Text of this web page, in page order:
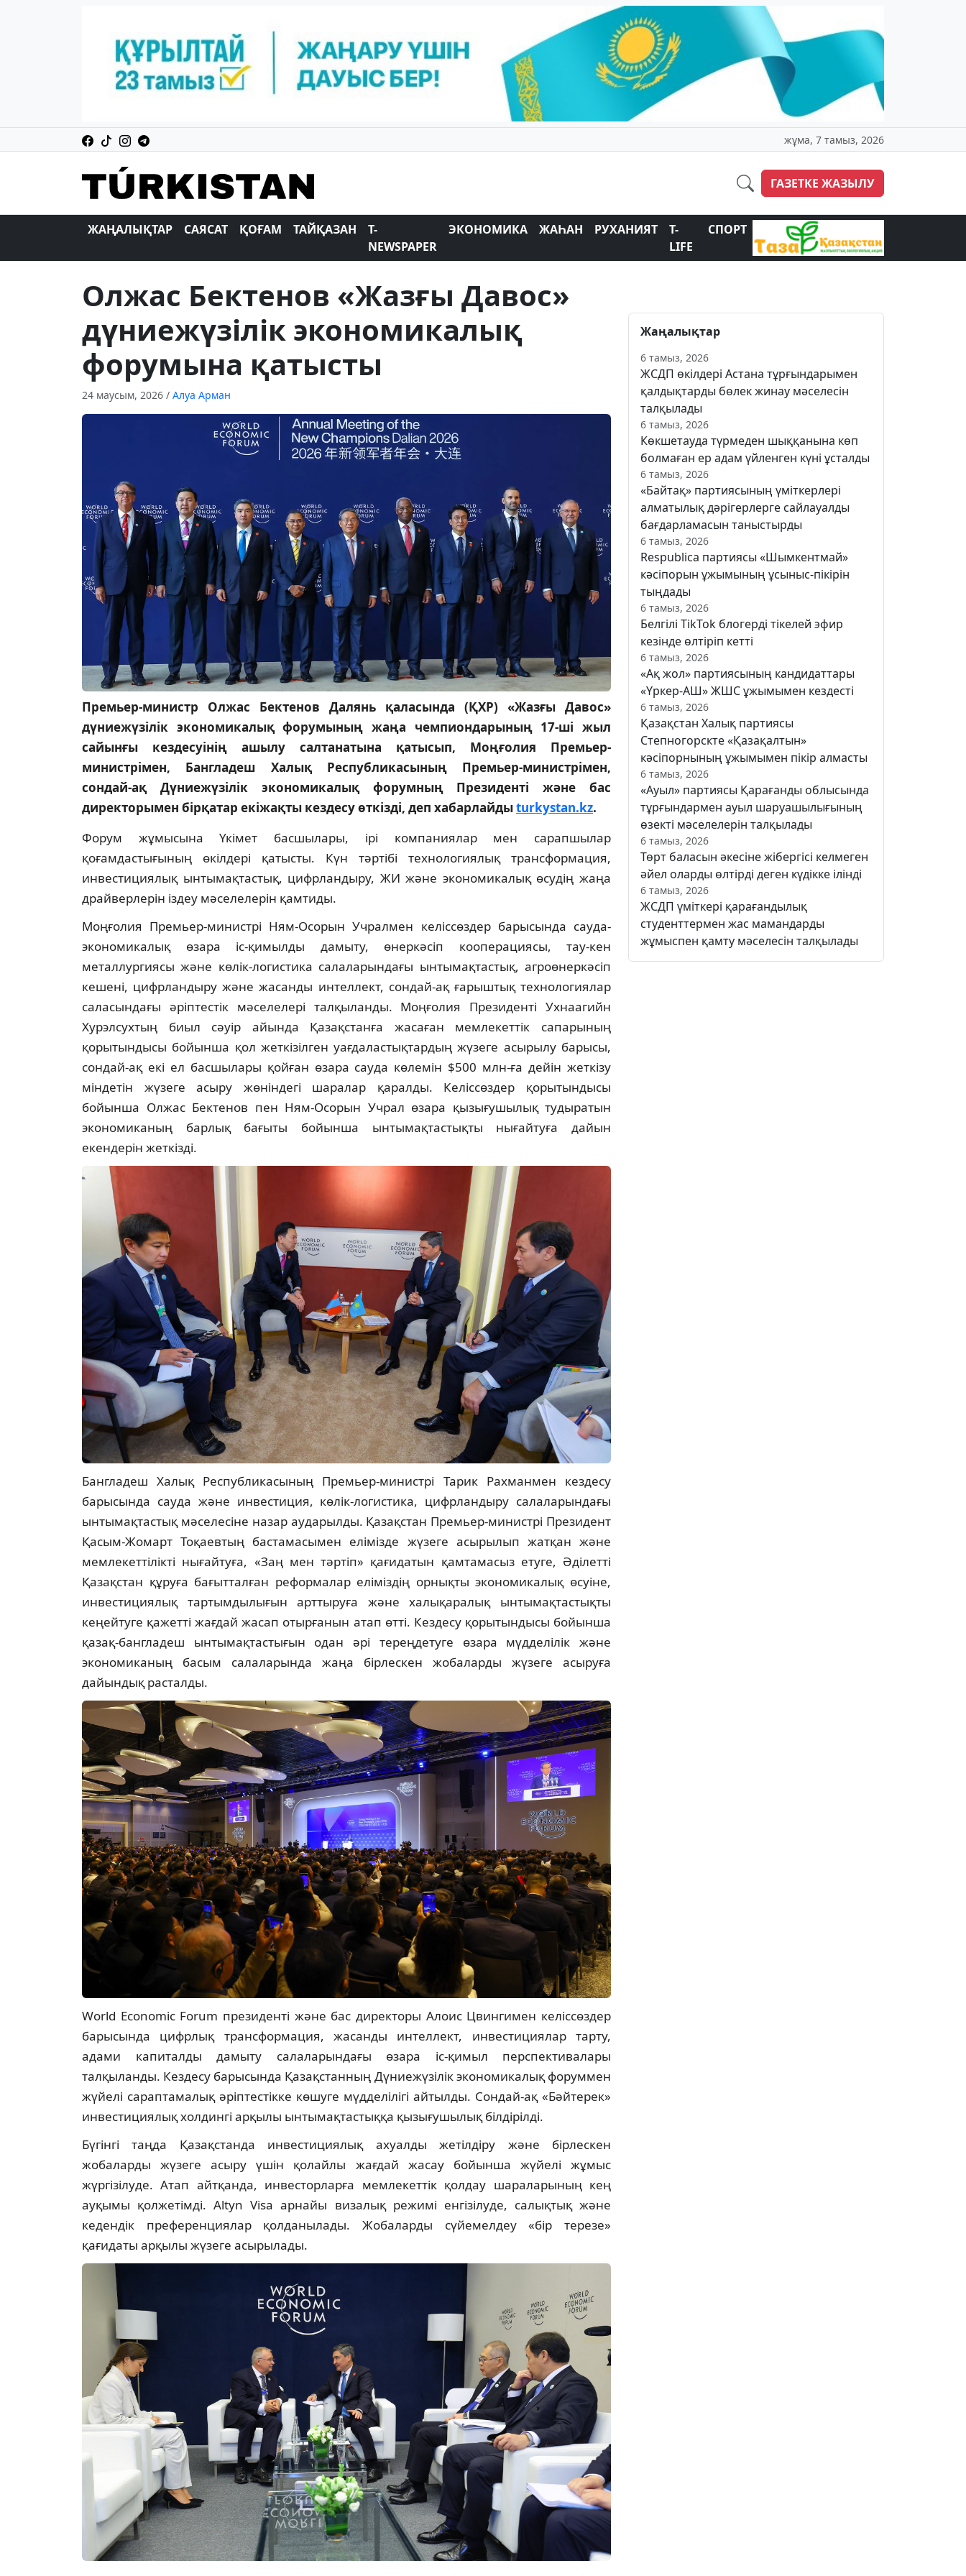
жұма, 7 тамыз, 2026
ГАЗЕТКЕ ЖАЗЫЛУ
ЖАҢАЛЫҚТАР САЯСАТ ҚОҒАМ ТАЙҚАЗАН
T-
NEWSPAPER
ЭКОНОМИКА ЖАҺАН РУХАНИЯТ
T-
LIFE
СПОРТ
Олжас Бектенов «Жазғы Давос»
дүниежүзілік экономикалық
форумына қатысты
24 маусым, 2026 / Алуа Арман
Премьер-министр Олжас Бектенов Далянь қаласында (ҚХР) «Жазғы Давос»
дүниежүзілік экономикалық форумының жаңа чемпиондарының 17-ші жыл
сайынғы кездесуінің ашылу салтанатына қатысып, Моңғолия Премьер-
министрімен, Бангладеш Халық Республикасының Премьер-министрімен,
сондай-ақ Дүниежүзілік экономикалық форумның Президенті және бас
директорымен бірқатар екіжақты кездесу өткізді, деп хабарлайдыturkystan.kz.
Форум жұмысына Үкімет басшылары, ірі компаниялар мен сарапшылар
қоғамдастығының өкілдері қатысты. Күн тәртібі технологиялық трансформация,
инвестициялық ынтымақтастық, цифрландыру, ЖИ және экономикалық өсудің жаңа
драйверлерін іздеу мәселелерін қамтиды.
Моңғолия Премьер-министрі Ням-Осорын Учралмен келіссөздер барысында сауда-
экономикалық өзара іс-қимылды дамыту, өнеркәсіп кооперациясы, тау-кен
металлургиясы және көлік-логистика салаларындағы ынтымақтастық, агроөнеркәсіп
кешені, цифрландыру және жасанды интеллект, сондай-ақ ғарыштық технологиялар
саласындағы әріптестік мәселелері талқыланды. Моңғолия Президенті Ухнаагийн
Хурэлсухтың биыл сәуір айында Қазақстанға жасаған мемлекеттік сапарының
қорытындысы бойынша қол жеткізілген уағдаластықтардың жүзеге асырылу барысы,
сондай-ақ екі ел басшылары қойған өзара сауда көлемін $500 млн-ға дейін жеткізу
міндетін жүзеге асыру жөніндегі шаралар қаралды. Келіссөздер қорытындысы
бойынша Олжас Бектенов пен Ням-Осорын Учрал өзара қызығушылық тудыратын
экономиканың барлық бағыты бойынша ынтымақтастықты нығайтуға дайын
екендерін жеткізді.
Бангладеш Халық Республикасының Премьер-министрі Тарик Рахманмен кездесу
барысында сауда және инвестиция, көлік-логистика, цифрландыру салаларындағы
ынтымақтастық мәселесіне назар аударылды. Қазақстан Премьер-министрі Президент
Қасым-Жомарт Тоқаевтың бастамасымен елімізде жүзеге асырылып жатқан және
мемлекеттілікті нығайтуға, «Заң мен тәртіп» қағидатын қамтамасыз етуге, Әділетті
Қазақстан құруға бағытталған реформалар еліміздің орнықты экономикалық өсуіне,
инвестициялық тартымдылығын арттыруға және халықаралық ынтымақтастықты
кеңейтуге қажетті жағдай жасап отырғанын атап өтті. Кездесу қорытындысы бойынша
қазақ-бангладеш ынтымақтастығын одан әрі тереңдетуге өзара мүдделілік және
экономиканың басым салаларында жаңа бірлескен жобаларды жүзеге асыруға
дайындық расталды.
World Economic Forum президенті және бас директоры Алоис Цвингимен келіссөздер
барысында цифрлық трансформация, жасанды интеллект, инвестициялар тарту,
адами капиталды дамыту салаларындағы өзара іс-қимыл перспективалары
талқыланды. Кездесу барысында Қазақстанның Дүниежүзілік экономикалық форуммен
жүйелі сараптамалық әріптестікке көшуге мүдделілігі айтылды. Сондай-ақ «Бәйтерек»
инвестициялық холдингі арқылы ынтымақтастыққа қызығушылық білдірілді.
Бүгінгі таңда Қазақстанда инвестициялық ахуалды жетілдіру және бірлескен
жобаларды жүзеге асыру үшін қолайлы жағдай жасау бойынша жүйелі жұмыс
жүргізілуде. Атап айтқанда, инвесторларға мемлекеттік қолдау шараларының кең
ауқымы қолжетімді. Altyn Visa арнайы визалық режимі енгізілуде, салықтық және
кедендік преференциялар қолданылады. Жобаларды сүйемелдеу «бір терезе»
қағидаты арқылы жүзеге асырылады.
Жаңалықтар
6 тамыз, 2026
ЖСДП өкілдері Астана тұрғындарымен
қалдықтарды бөлек жинау мәселесін
талқылады
6 тамыз, 2026
Көкшетауда түрмеден шыққанына көп
болмаған ер адам үйленген күні ұсталды
6 тамыз, 2026
«Байтақ» партиясының үміткерлері
алматылық дәрігерлерге сайлауалды
бағдарламасын таныстырды
6 тамыз, 2026
Respublica партиясы «Шымкентмай»
кәсіпорын ұжымының ұсыныс-пікірін
тыңдады
6 тамыз, 2026
Белгілі TikTok блогерді тікелей эфир
кезінде өлтіріп кетті
6 тамыз, 2026
«Ақ жол» партиясының кандидаттары
«Үркер-АШ» ЖШС ұжымымен кездесті
6 тамыз, 2026
Қазақстан Халық партиясы
Степногорскте «Қазақалтын»
кәсіпорнының ұжымымен пікір алмасты
6 тамыз, 2026
«Ауыл» партиясы Қарағанды облысында
тұрғындармен ауыл шаруашылығының
өзекті мәселелерін талқылады
6 тамыз, 2026
Төрт баласын әкесіне жібергісі келмеген
әйел оларды өлтірді деген күдікке ілінді
6 тамыз, 2026
ЖСДП үміткері қарағандылық
студенттермен жас мамандарды
жұмыспен қамту мәселесін талқылады